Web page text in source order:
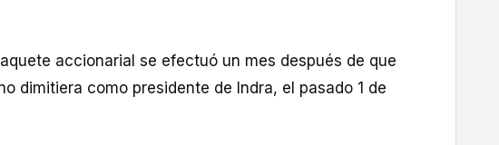
accionarial se efectuó un mes después de que
dimitiera como presidente de Indra, el pasado 1 de